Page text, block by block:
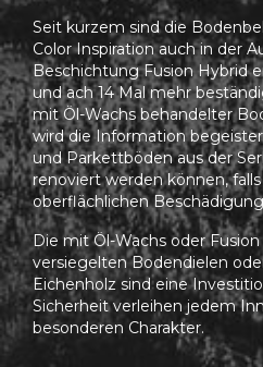
Seit kurzem sind die
Color Inspiration auch in der
Beschichtung Fusion Hybrid
und ach 14 Mal mehr
mit Öl-Wachs behandelter
wird die Information
und Parkettböden aus der
renoviert werden können,
oberflächlichen
Die mit Öl-Wachs oder
versiegelten Bodendielen
Eichenholz sind eine
Sicherheit verleihen jedem
besonderen Charakter.